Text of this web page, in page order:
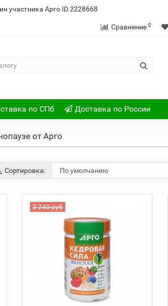
участника Арго ID 2228668
Сравнение 0
по СПб Доставка по России
от Арго
Сортировка:
3 240 руб